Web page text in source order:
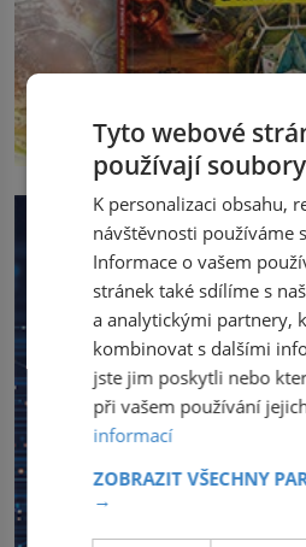
Tyto webové
používají
K personalizaci obsahu,
návštěvnosti používáme
Informace o vašem
stránek také sdílíme s
a analytickými partnery,
kombinovat s dalšími
jste jim poskytli nebo
při vašem používání
informací
ZOBRAZIT VŠECHNY
→